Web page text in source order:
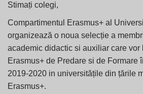
Stimați colegi,
Compartimentul Erasmus+ al
organizează o noua selecție a
academic didactic si auxiliar care vor
Erasmus+ de Predare si de Formare
2019-2020 in universitățile din țările
Erasmus+.